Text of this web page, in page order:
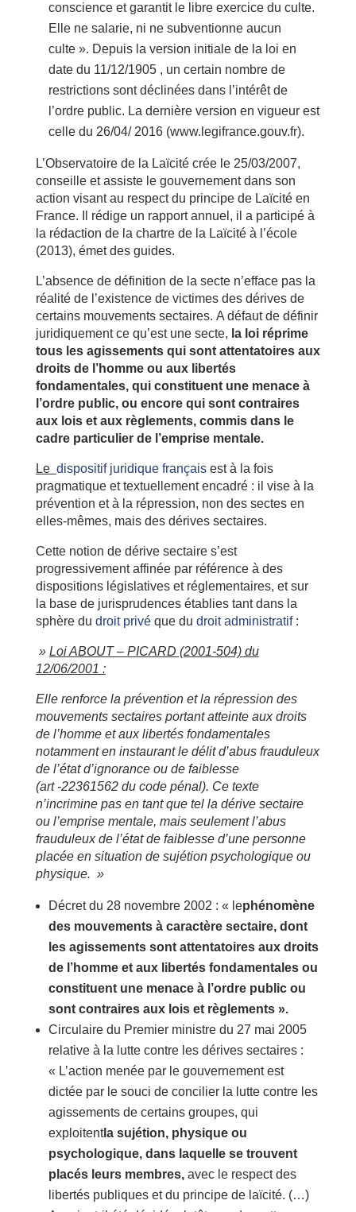
conscience et garantit le libre exercice du culte.
Elle ne salarie, ni ne subventionne aucun
culte ». Depuis la version initiale de la loi en
date du 11/12/1905 , un certain nombre de
restrictions sont déclinées dans l’intérêt de
l’ordre public. La dernière version en vigueur est
celle du 26/04/ 2016 (www.legifrance.gouv.fr).
L’Observatoire de la Laïcité crée le 25/03/2007,
conseille et assiste le gouvernement dans son
action visant au respect du principe de Laïcité en
France. Il rédige un rapport annuel, il a participé à
la rédaction de la chartre de la Laïcité à l’école
(2013), émet des guides.
L’absence de définition de la secte n’efface pas la
réalité de l’existence de victimes des dérives de
certains mouvements sectaires. A défaut de définir
juridiquement ce qu’est une secte, la loi réprime
tous les agissements qui sont attentatoires aux
droits de l’homme ou aux libertés
fondamentales, qui constituent une menace à
l’ordre public, ou encore qui sont contraires
aux lois et aux règlements, commis dans le
cadre particulier de l’emprise mentale.
Le dispositif juridique françaisest à la fois
pragmatique et textuellement encadré : il vise à la
prévention et à la répression, non des sectes en
elles-mêmes, mais des dérives sectaires.
Cette notion de dérive sectaire s’est
progressivement affinée par référence à des
dispositions législatives et réglementaires, et sur
la base de jurisprudences établies tant dans la
sphère du droit privé que du droit administratif:
» Loi ABOUT – PICARD (2001-504) du
12/06/2001 :
Elle renforce la prévention et la répression des
mouvements sectaires portant atteinte aux droits
de l’homme et aux libertés fondamentales
notamment en instaurant le délit d’abus frauduleux
de l’état d’ignorance ou de faiblesse
(art -22361562 du code pénal). Ce texte
n’incrimine pas en tant que tel la dérive sectaire
ou l’emprise mentale, mais seulement l’abus
frauduleux de l’état de faiblesse d’une personne
placée en situation de sujétion psychologique ou
physique. »
Décret du 28 novembre 2002 : « lephénomène
des mouvements à caractère sectaire, dont
les agissements sont attentatoires aux droits
de l’homme et aux libertés fondamentales ou
constituent une menace à l’ordre public ou
sont contraires aux lois et règlements».
Circulaire du Premier ministre du 27 mai 2005
relative à la lutte contre les dérives sectaires :
« L’action menée par le gouvernement est
dictée par le souci de concilier la lutte contre les
agissements de certains groupes, qui
exploitentla sujétion, physique ou
psychologique, dans laquelle se trouvent
placés leurs membres,avec le respect des
libertés publiques et du principe de laïcité. (…)